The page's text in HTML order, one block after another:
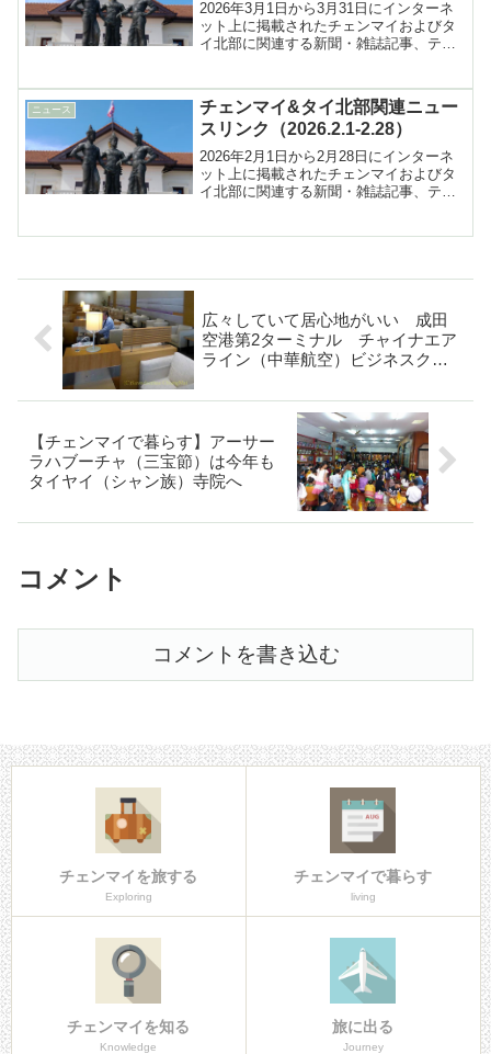
2026年3月1日から3月31日にインターネ
ット上に掲載されたチェンマイおよびタ
イ北部に関連する新聞・雑誌記事、テレ
ニュース
チェンマイ&タイ北部関連ニュー
スリンク（2026.2.1-2.28）
2026年2月1日から2月28日にインターネ
ット上に掲載されたチェンマイおよびタ
イ北部に関連する新聞・雑誌記事、テレ
広々していて居心地がいい 成田
空港第2ターミナル チャイナエア
ライン（中華航空）ビジネスクラ
【チェンマイで暮らす】アーサー
ラハブーチャ（三宝節）は今年も
タイヤイ（シャン族）寺院へ
コメント
コメントを書き込む
チェンマイを旅する
Exploring
チェンマイで暮らす
living
チェンマイを知る
Knowledge
旅に出る
Journey